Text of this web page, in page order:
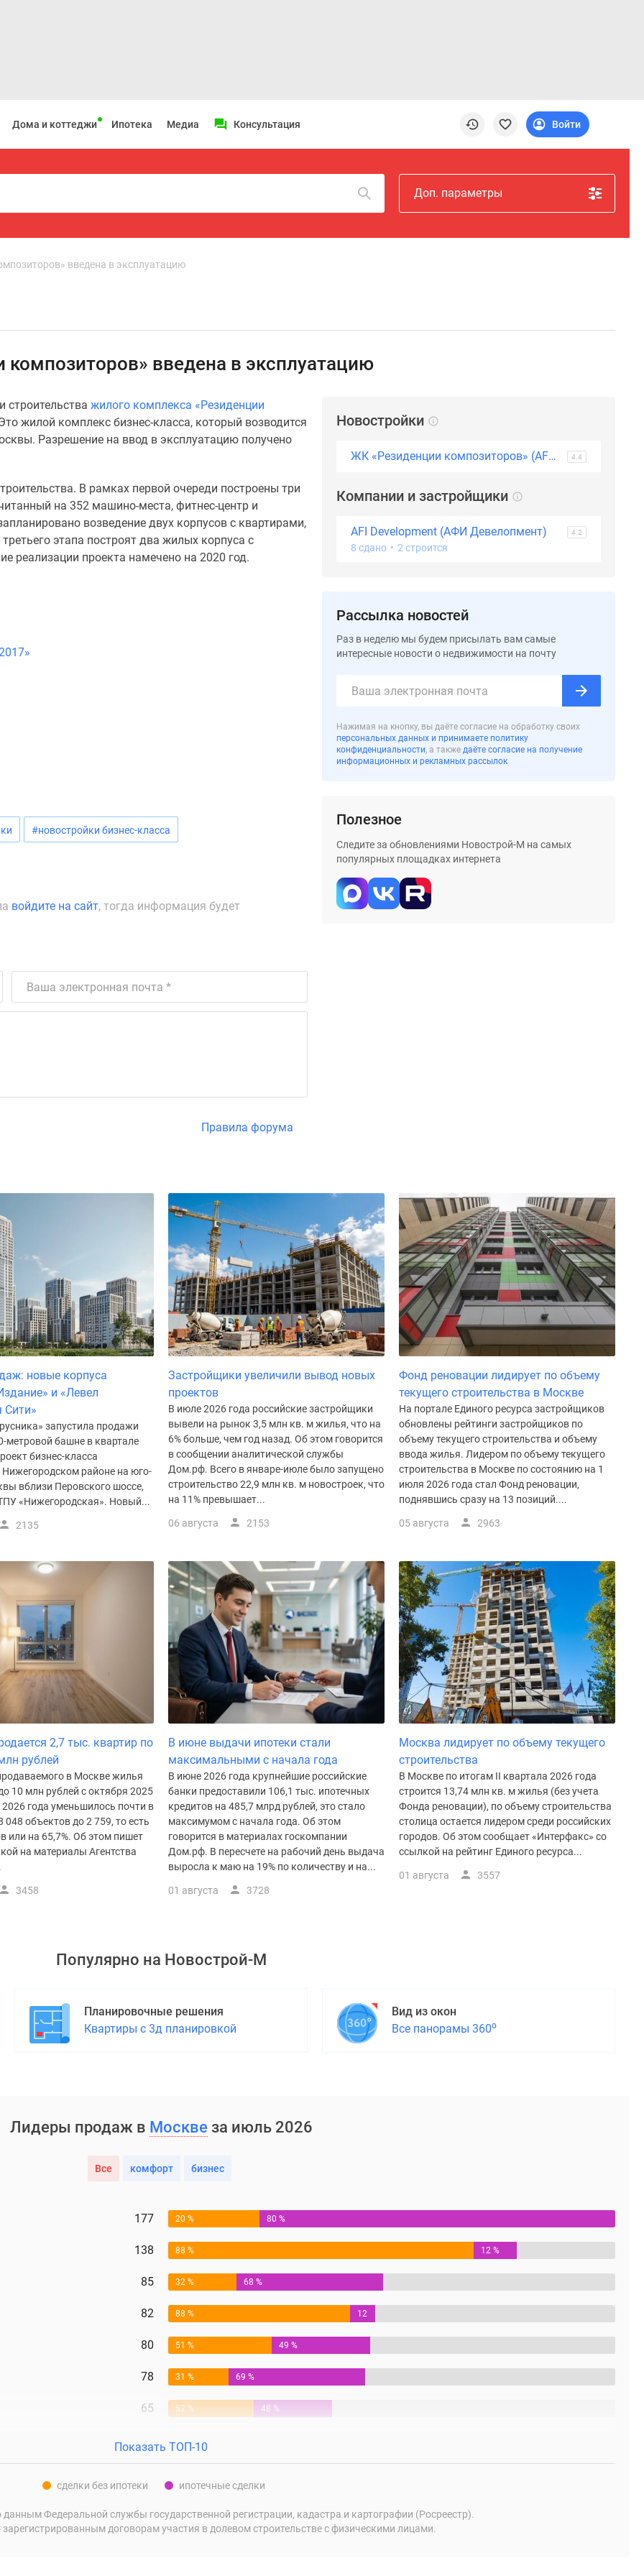
Дома и коттеджи Ипотека Медиа Консультация Войти
Доп. параметры
введена в эксплуатацию
введена в эксплуатацию
строительства жилого комплекса «Резиденции
жилой комплекс бизнес-класса, который возводится
Разрешение на ввод в эксплуатацию получено
В рамках первой очереди построены три
на 352 машино-места, фитнес-центр и
возведение двух корпусов с квартирами,
этапа построят два жилых корпуса с
реализации проекта намечено на 2020 год.
#новостройки бизнес-класса
войдите на сайт, тогда информация будет
Правила форума
Новостройки
ЖК «Резиденции композиторов» (AFI Residence Павелецкая) 4.4
Компании и застройщики
AFI Development (АФИ Девелопмент) 4.2
8 сдано • 2 строится
Рассылка новостей
Раз в неделю мы будем присылать вам самые
интересные новости о недвижимости на почту
Нажимая на кнопку, вы даёте согласие на обработку своих
персональных данных и принимаете политику
конфиденциальности, а также даёте согласие на получение
информационных и рекламных рассылок
Полезное
Следите за обновлениями Новострой-М на самых
популярных площадках интернета
новые корпуса
и «Левел
Сити»
запустила продажи
метровой башне в квартале
бизнес-класса
Нижегородском районе на юго-
вблизи Перовского шоссе,
«Нижегородская». Новый...
2135
Застройщики увеличили вывод новых
проектов
В июле 2026 года российские застройщики
вывели на рынок 3,5 млн кв. м жилья, что на
6% больше, чем год назад. Об этом говорится
в сообщении аналитической службы
Дом.рф. Всего в январе-июле было запущено
строительство 22,9 млн кв. м новостроек, что
на 11% превышает...
06 августа 2153
Фонд реновации лидирует по объему
текущего строительства в Москве
На портале Единого ресурса застройщиков
обновлены рейтинги застройщиков по
объему текущего строительства и объему
ввода жилья. Лидером по объему текущего
строительства в Москве по состоянию на 1
июля 2026 года стал Фонд реновации,
поднявшись сразу на 13 позиций....
05 августа 2963
2,7 тыс. квартир по
рублей
в Москве жилья
10 млн рублей с октября 2025
года уменьшилось почти в
048 объектов до 2 759, то есть
или на 65,7%. Об этом пишет
на материалы Агентства
3458
В июне выдачи ипотеки стали
максимальными с начала года
В июне 2026 года крупнейшие российские
банки предоставили 106,1 тыс. ипотечных
кредитов на 485,7 млрд рублей, это стало
максимумом с начала года. Об этом
говорится в материалах госкомпании
Дом.рф. В пересчете на рабочий день выдача
выросла к маю на 19% по количеству и на...
01 августа 3728
Москва лидирует по объему текущего
строительства
В Москве по итогам II квартала 2026 года
строится 13,74 млн кв. м жилья (без учета
Фонда реновации), по объему строительства
столица остается лидером среди российских
городов. Об этом сообщает «Интерфакс» со
ссылкой на рейтинг Единого ресурса...
01 августа 3557
Популярно на Новострой-М
Планировочные решения
Квартиры с 3д планировкой
Вид из окон
Все панорамы 360о
Лидеры продаж в Москве за июль 2026
Все комфорт бизнес
177 20 % 80 %
138 88 % 12 %
85 32 % 68 %
82 88 %
12
80 51 % 49 %
78 31 % 69 %
65 52 % 48 %
Показать ТОП-10
сделки без ипотеки ипотечные сделки
Федеральной службы государственной регистрации, кадастра и картографии (Росреестр).
договорам участия в долевом строительстве с физическими лицами.